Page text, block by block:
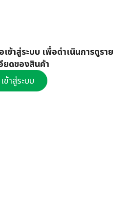
ข้าสู่ระบบ เพื่อดำเนินการดูราย
ยดของสินค้า
เข้าสู่ระบบ